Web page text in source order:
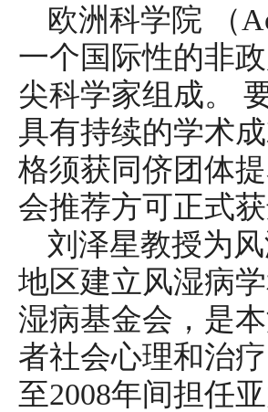
欧洲科学院 （
一个国际性的非
尖科学家组成。
具有持续的学术
格须获同侪团体
会推荐方可正式获
刘泽星教授为
地区建立风湿病
湿病基金会，是
者社会心理和治
至2008年间担任